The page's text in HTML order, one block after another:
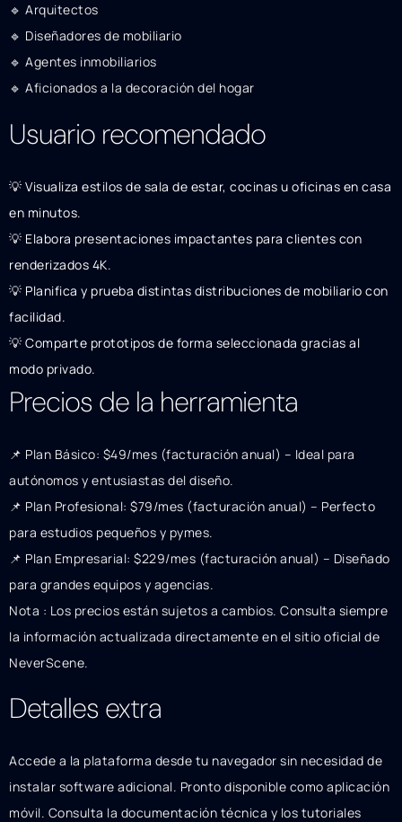
🔹 Arquitectos
🔹 Diseñadores de mobiliario
🔹 Agentes inmobiliarios
🔹 Aficionados a la decoración del hogar
Usuario recomendado
💡 Visualiza estilos de sala de estar, cocinas u oficinas en casa
en minutos.
💡 Elabora presentaciones impactantes para clientes con
renderizados 4K.
💡 Planifica y prueba distintas distribuciones de mobiliario con
facilidad.
💡 Comparte prototipos de forma seleccionada gracias al
modo privado.
Precios de la herramienta
📌 Plan Básico: $49/mes (facturación anual) – Ideal para
autónomos y entusiastas del diseño.
📌 Plan Profesional: $79/mes (facturación anual) – Perfecto
para estudios pequeños y pymes.
📌 Plan Empresarial: $229/mes (facturación anual) – Diseñado
para grandes equipos y agencias.
Nota : Los precios están sujetos a cambios. Consulta siempre
la información actualizada directamente en el sitio oficial de
NeverScene.
Detalles extra
Accede a la plataforma desde tu navegador sin necesidad de
instalar software adicional. Pronto disponible como aplicación
móvil. Consulta la documentación técnica y los tutoriales